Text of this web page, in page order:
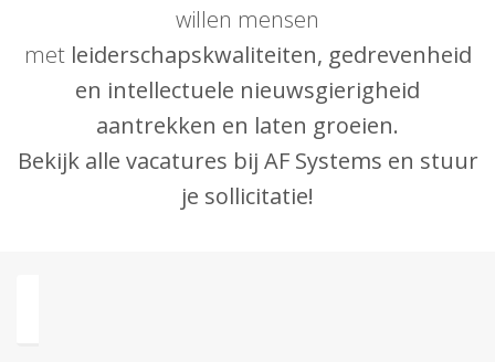
willen mensen
met leiderschapskwaliteiten, gedrevenheid
en intellectuele nieuwsgierigheid
aantrekken en laten groeien.
Bekijk alle vacatures bij AF Systems en stuur
je sollicitatie!